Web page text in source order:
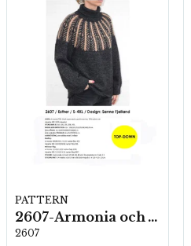
PATTERN
2607-Armonia och Alpaca 400
2607